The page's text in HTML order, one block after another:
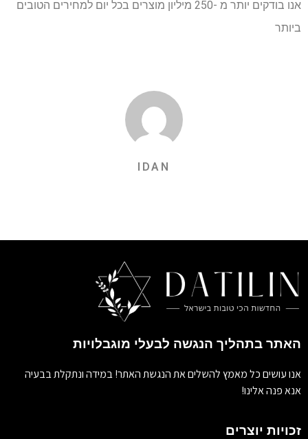
אנו בודקים יותר מ -250 מיליון מוצרים בכל יום למחירים הטובים
ביותר
IDAN
האתר בתהליך הנגשה לבעלי מוגבלויות
אנו עושים כל מאמץ להשלים את הנגשת האתר! במידה ונתקלת בבעיה
אנא פנה אלינו!
זכויות יוצרים